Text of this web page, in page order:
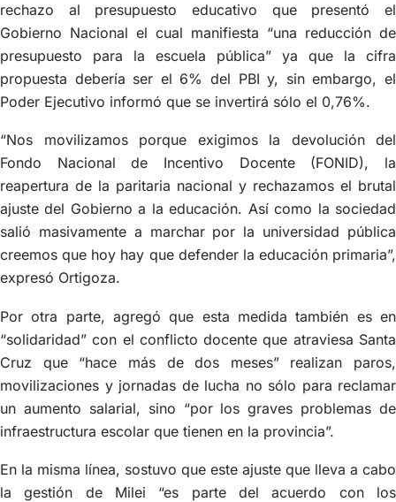
rechazo al presupuesto educativo que presentó el
Gobierno Nacional el cual manifiesta “una reducción de
presupuesto para la escuela pública” ya que la cifra
propuesta debería ser el 6% del PBI y, sin embargo, el
Poder Ejecutivo informó que se invertirá sólo el 0,76%.
“Nos movilizamos porque exigimos la devolución del
Fondo Nacional de Incentivo Docente (FONID), la
reapertura de la paritaria nacional y rechazamos el brutal
ajuste del Gobierno a la educación. Así como la sociedad
salió masivamente a marchar por la universidad pública
creemos que hoy hay que defender la educación primaria”,
expresó Ortigoza.
Por otra parte, agregó que esta medida también es en
“solidaridad” con el conflicto docente que atraviesa Santa
Cruz que “hace más de dos meses” realizan paros,
movilizaciones y jornadas de lucha no sólo para reclamar
un aumento salarial, sino “por los graves problemas de
infraestructura escolar que tienen en la provincia”.
En la misma línea, sostuvo que este ajuste que lleva a cabo
la gestión de Milei “es parte del acuerdo con los